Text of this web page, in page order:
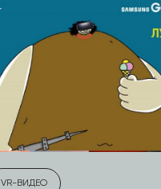
VR-ВИДЕО